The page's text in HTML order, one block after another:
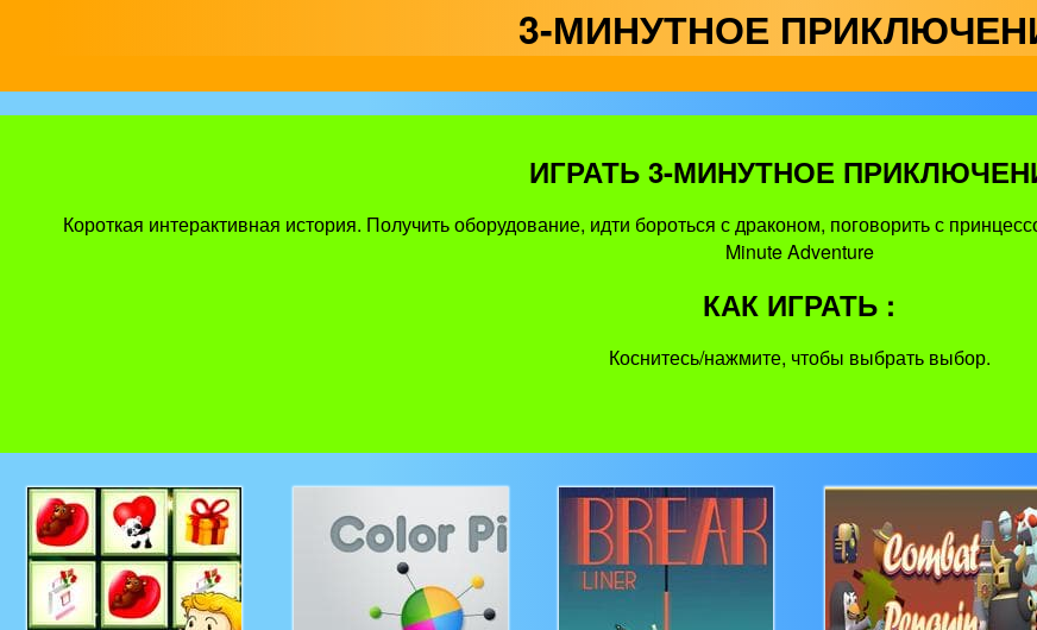
3-МИНУТНОЕ
ИГРАТЬ 3-МИНУТНОЕ
Короткая интерактивная история. Получить оборудование, идти бороться с драконом, поговорить с
Minute Adventure
КАК ИГРАТЬ :
Коснитесь/нажмите, чтобы выбрать выбор.